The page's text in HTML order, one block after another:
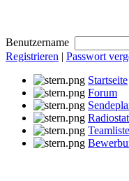
Benutzername
Registrieren | Passwort
Startseite
Forum
Teamliste